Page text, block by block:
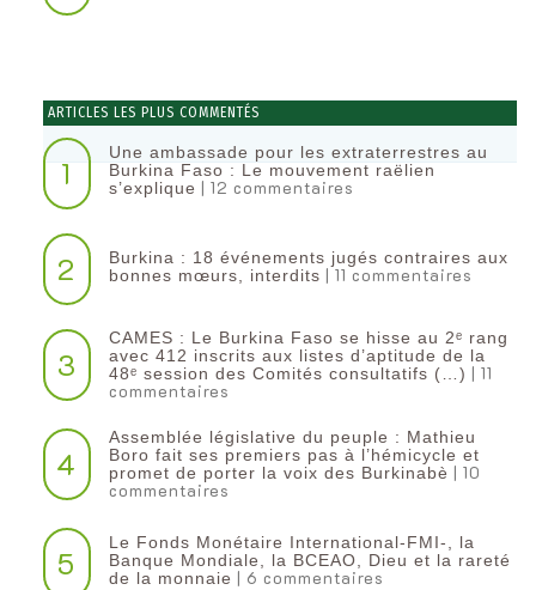
ARTICLES LES PLUS COMMENTÉS
1
Une ambassade pour les extraterrestres au
Burkina Faso : Le mouvement raëlien
s’explique | 12 commentaires
2
Burkina : 18 événements jugés contraires aux
bonnes mœurs, interdits | 11 commentaires
3
CAMES : Le Burkina Faso se hisse au 2ᵉ rang
avec 412 inscrits aux listes d’aptitude de la
48ᵉ session des Comités consultatifs (…) | 11
commentaires
4
Assemblée législative du peuple : Mathieu
Boro fait ses premiers pas à l’hémicycle et
promet de porter la voix des Burkinabè | 10
commentaires
5
Le Fonds Monétaire International-FMI-, la
Banque Mondiale, la BCEAO, Dieu et la rareté
de la monnaie | 6 commentaires